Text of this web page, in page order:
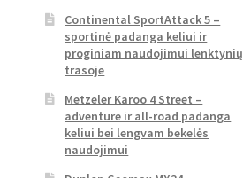
Continental SportAttack 5 –
sportinė padanga keliui ir
proginiam naudojimui lenktynių
trasoje
Metzeler Karoo 4 Street –
adventure ir all-road padanga
keliui bei lengvam bekelės
naudojimui